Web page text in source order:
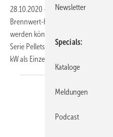
28.10.2020 -
Der österreichische
Brennwert-Heizkessel an, die bei
werden können und die
Serie Pelletstar Condensation ist
kW als Einzelanlage oder im
Newsletter
Specials
Kataloge
Meldungen
Podcast